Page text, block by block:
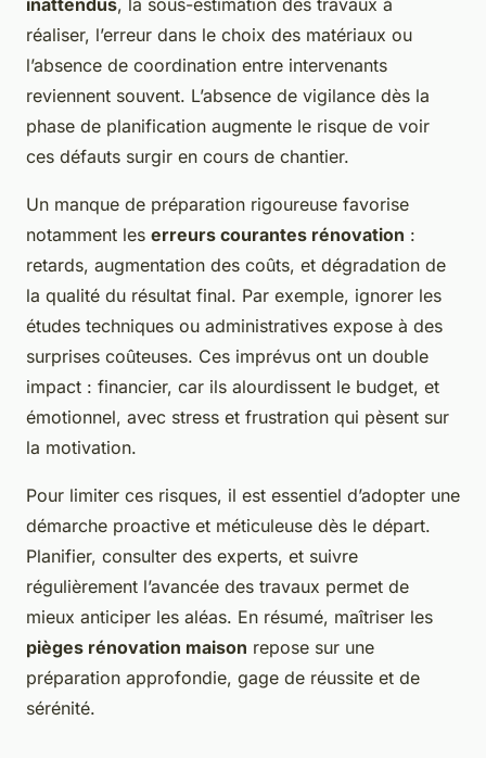
inattendus, la sous-estimation des travaux à
réaliser, l’erreur dans le choix des matériaux ou
l’absence de coordination entre intervenants
reviennent souvent. L’absence de vigilance dès la
phase de planification augmente le risque de voir
ces défauts surgir en cours de chantier.
Un manque de préparation rigoureuse favorise
notamment les erreurs courantes rénovation :
retards, augmentation des coûts, et dégradation de
la qualité du résultat final. Par exemple, ignorer les
études techniques ou administratives expose à des
surprises coûteuses. Ces imprévus ont un double
impact : financier, car ils alourdissent le budget, et
émotionnel, avec stress et frustration qui pèsent sur
la motivation.
Pour limiter ces risques, il est essentiel d’adopter une
démarche proactive et méticuleuse dès le départ.
Planifier, consulter des experts, et suivre
régulièrement l’avancée des travaux permet de
mieux anticiper les aléas. En résumé, maîtriser les
pièges rénovation maison repose sur une
préparation approfondie, gage de réussite et de
sérénité.